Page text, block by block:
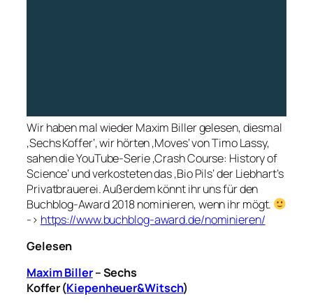
Wir haben mal wieder Maxim Biller gelesen, diesmal
‚Sechs Koffer‘, wir hörten ‚Moves‘ von Timo Lassy,
sahen die YouTube-Serie ‚Crash Course: History of
Science‘ und verkosteten das ‚Bio Pils‘ der Liebhart’s
Privatbrauerei. Außerdem könnt ihr uns für den
Buchblog-Award 2018 nominieren, wenn ihr mögt.
-> https://www.buchblog-award.de/nominieren/
Gelesen
Maxim Biller– Sechs
Koffer(Kiepenheuer&Witsch)